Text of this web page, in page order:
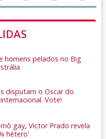
homens pelados no Big
disputam o Oscar do
Vote!
gay, Victor Prado revela
hétero'